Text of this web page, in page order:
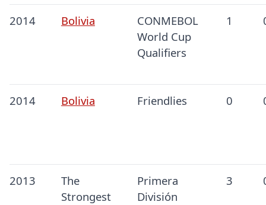
2014 Bolivia
CONMEBOL
World Cup
Qualifiers
1
2014 Bolivia Friendlies 0
2013
The
Strongest
Primera
División
3